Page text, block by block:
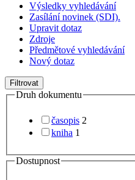
Výsledky vyhledávání
Zasílání novinek (SDI).
Upravit dotaz
Zdroje
Předmětové vyhledávání
Nový dotaz
Filtrovat
Druh dokumentu
časopis 2
kniha 1
Dostupnost